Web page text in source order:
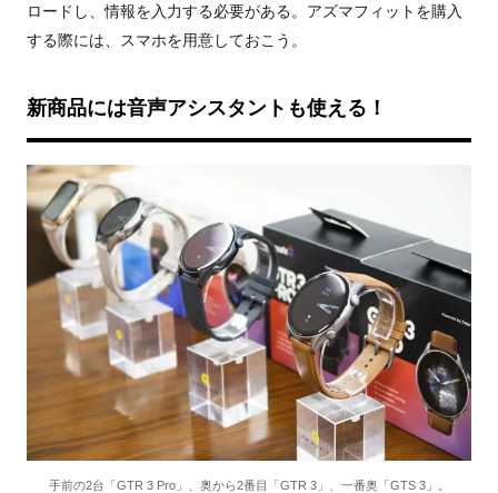
ロードし、情報を入力する必要がある。アズマフィットを購入
する際には、スマホを用意しておこう。
新商品には音声アシスタントも使える！
手前の2台「GTR 3 Pro」、奥から2番目「GTR 3」、一番奥「GTS 3」。